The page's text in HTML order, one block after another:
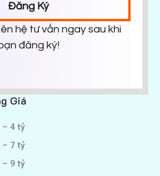
Đăng Ký
hệ tư vấn ngay sau khi
đăng ký!
Giá
– 4 tỷ
– 7 tỷ
– 9 tỷ